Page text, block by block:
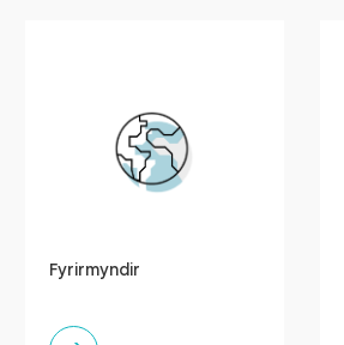
Fyrirmyndir